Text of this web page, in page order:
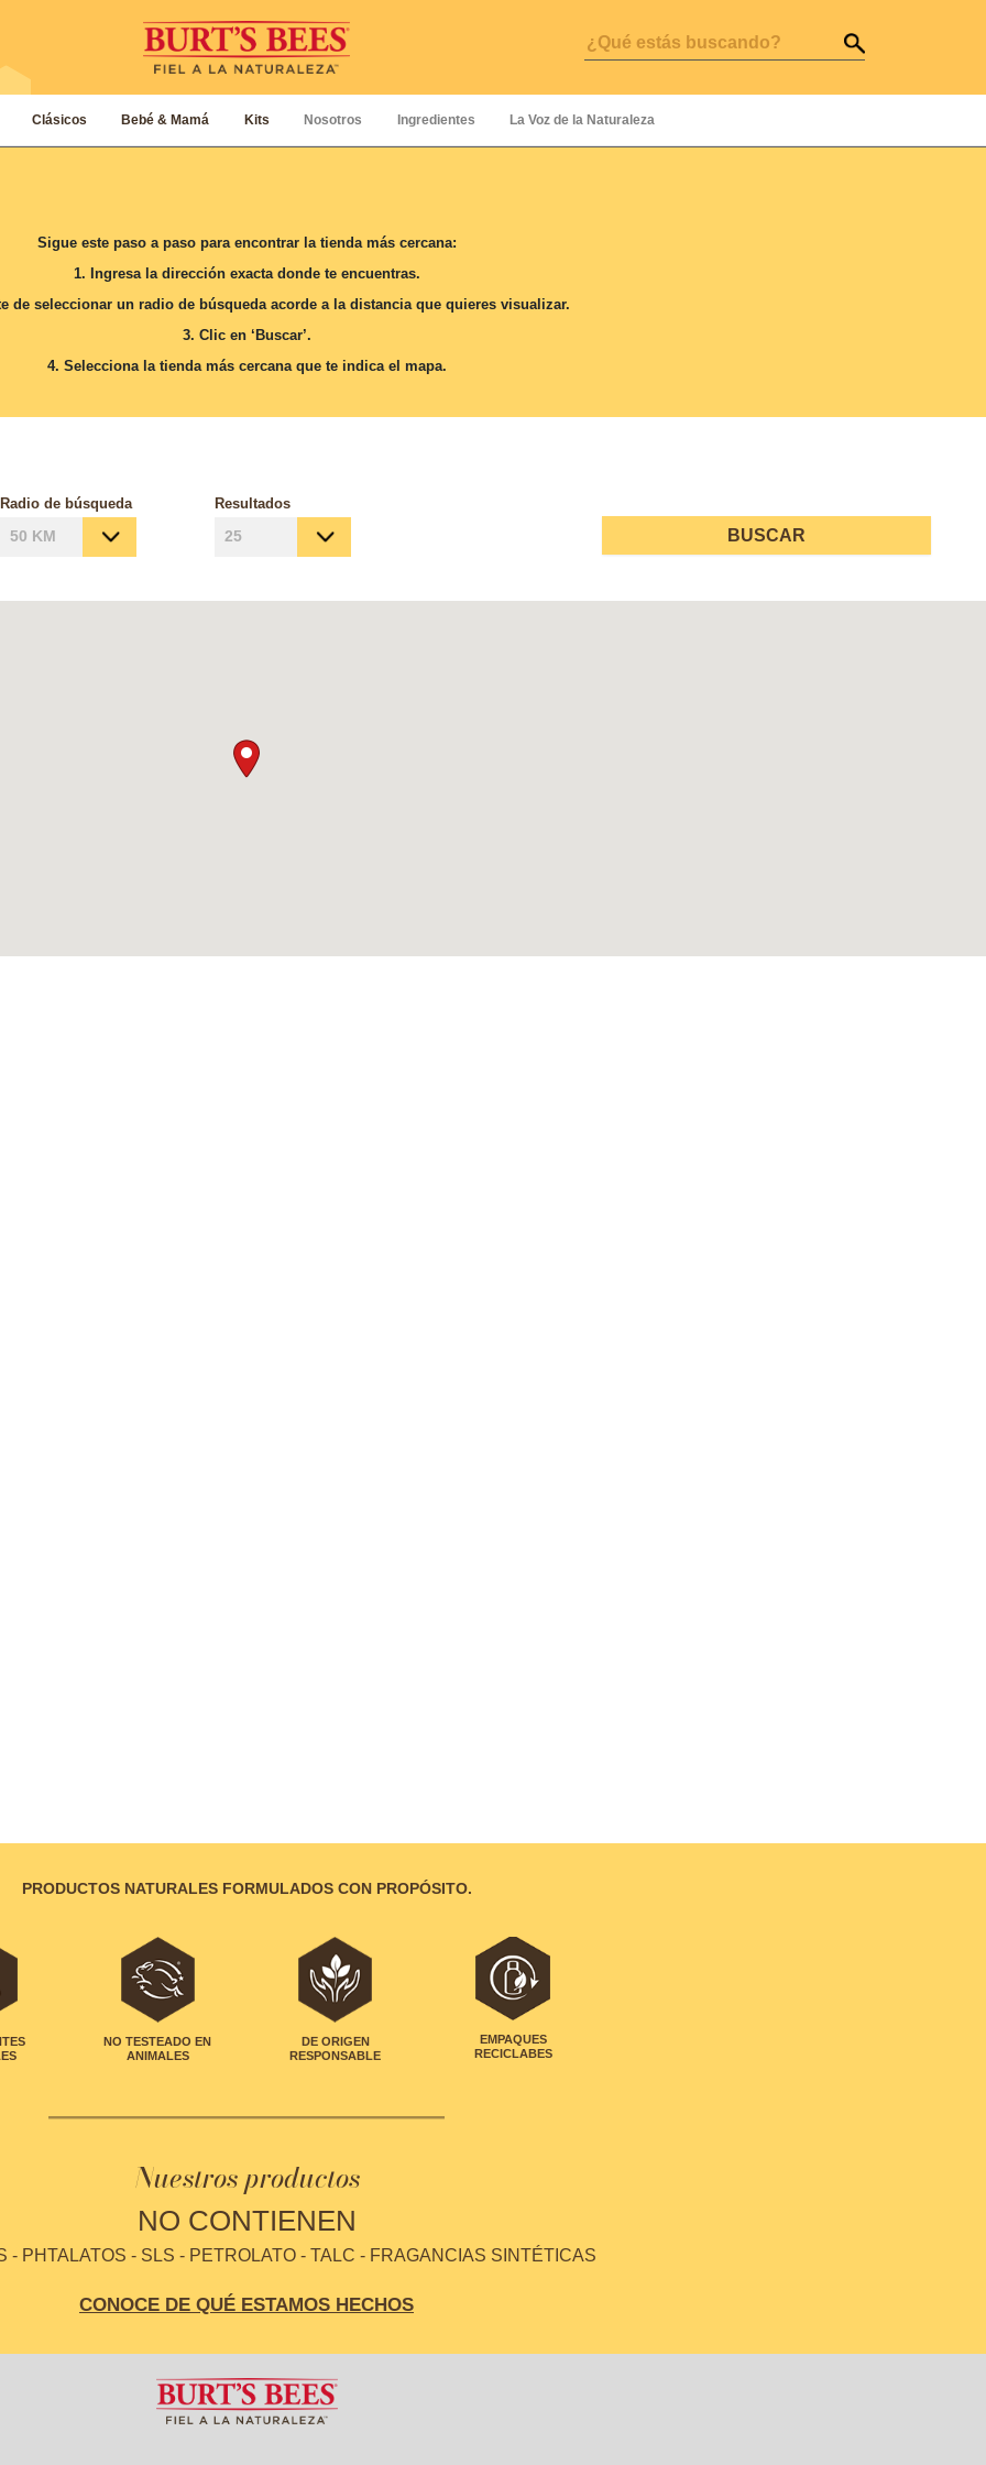
Clásicos Bebé & Mamá Kits Nosotros Ingredientes La Voz de la Naturaleza
Sigue este paso a paso para encontrar la tienda más cercana:
1. Ingresa la dirección exacta donde te encuentras.
de seleccionar un radio de búsqueda acorde a la distancia que quieres visualizar.
3. Clic en ‘Buscar’.
4. Selecciona la tienda más cercana que te indica el mapa.
Radio de búsqueda
50 KM
Resultados
25
PRODUCTOS NATURALES FORMULADOS CON PROPÓSITO.
NO TESTEADO EN
ANIMALES
DE ORIGEN
RESPONSABLE
EMPAQUES
RECICLABES
Nuestros productos
NO CONTIENEN
- PHTALATOS - SLS - PETROLATO - TALC - FRAGANCIAS SINTÉTICAS
CONOCE DE QUÉ ESTAMOS HECHOS